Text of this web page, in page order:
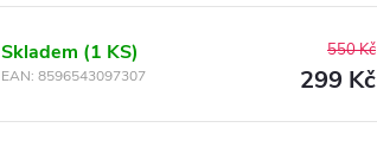
Skladem (1 KS)
EAN: 8596543097307
550 Kč
299 Kč